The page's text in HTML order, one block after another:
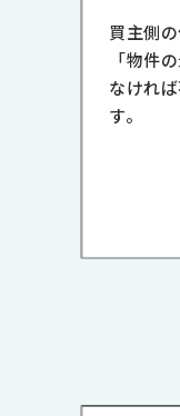
買主側
「物件
なけれ
す。